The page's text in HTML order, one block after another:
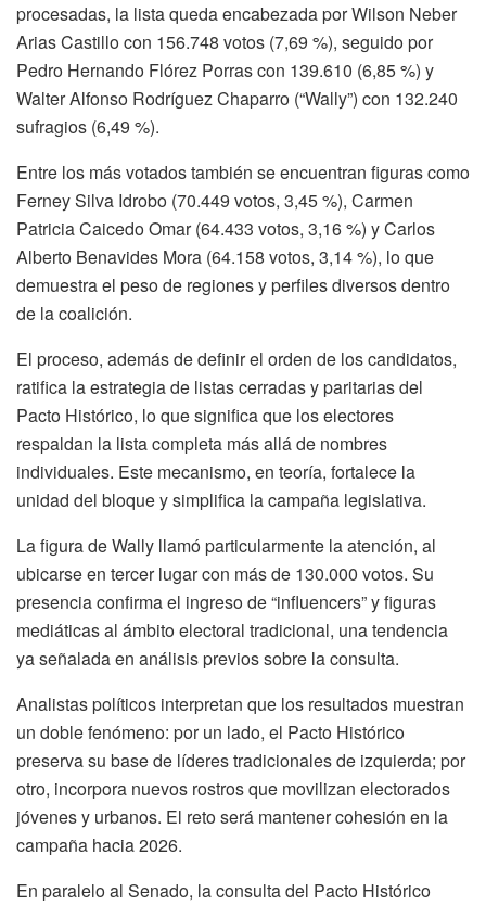
procesadas, la lista queda encabezada por Wilson Neber
Arias Castillo con 156.748 votos (7,69 %), seguido por
Pedro Hernando Flórez Porras con 139.610 (6,85 %) y
Walter Alfonso Rodríguez Chaparro (“Wally”) con 132.240
sufragios (6,49 %).
Entre los más votados también se encuentran figuras como
Ferney Silva Idrobo (70.449 votos, 3,45 %), Carmen
Patricia Caicedo Omar (64.433 votos, 3,16 %) y Carlos
Alberto Benavides Mora (64.158 votos, 3,14 %), lo que
demuestra el peso de regiones y perfiles diversos dentro
de la coalición.
El proceso, además de definir el orden de los candidatos,
ratifica la estrategia de listas cerradas y paritarias del
Pacto Histórico, lo que significa que los electores
respaldan la lista completa más allá de nombres
individuales. Este mecanismo, en teoría, fortalece la
unidad del bloque y simplifica la campaña legislativa.
La figura de Wally llamó particularmente la atención, al
ubicarse en tercer lugar con más de 130.000 votos. Su
presencia confirma el ingreso de “influencers” y figuras
mediáticas al ámbito electoral tradicional, una tendencia
ya señalada en análisis previos sobre la consulta.
Analistas políticos interpretan que los resultados muestran
un doble fenómeno: por un lado, el Pacto Histórico
preserva su base de líderes tradicionales de izquierda; por
otro, incorpora nuevos rostros que movilizan electorados
jóvenes y urbanos. El reto será mantener cohesión en la
campaña hacia 2026.
En paralelo al Senado, la consulta del Pacto Histórico